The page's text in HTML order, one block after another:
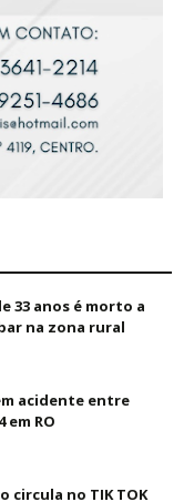
33 anos é morto a
na zona rural
acidente entre
em RO
circula no TIK TOK